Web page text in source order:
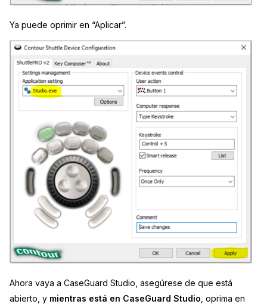
Ya puede oprimir en “Aplicar”.
Ahora vaya a CaseGuard Studio, asegúrese de que está
abierto, y mientras está en CaseGuard Studio , oprima en